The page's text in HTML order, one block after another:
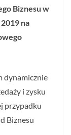
Biznesu w
na
dynamicznie
i zysku
przypadku
Biznesu